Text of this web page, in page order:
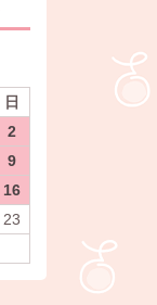
日
2
9
16
23